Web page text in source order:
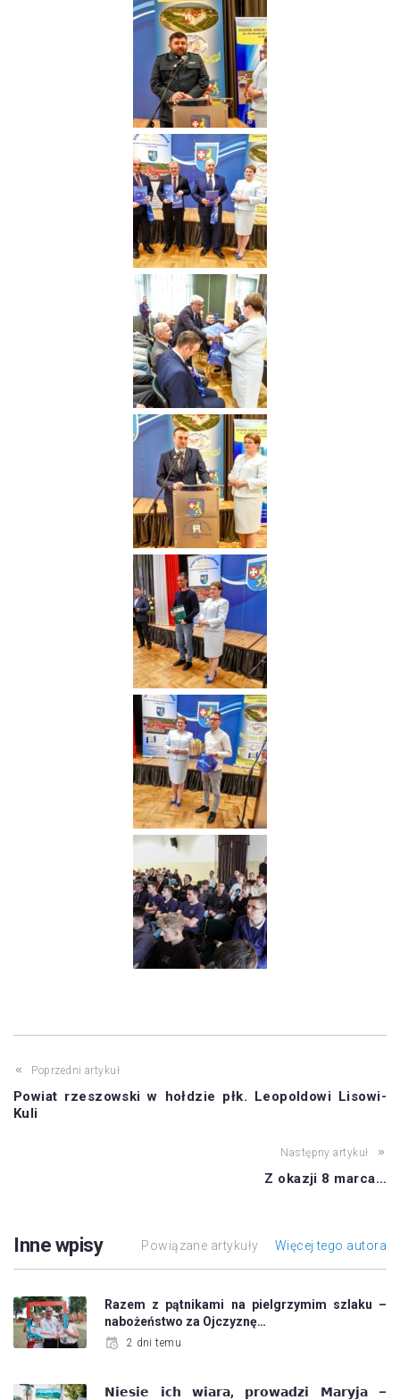
Poprzedni artykuł
Powiat rzeszowski w hołdzie płk. Leopoldowi Lisowi-
Kuli
Następny artykuł
Z okazji 8 marca…
Inne wpisy Powiązane artykuły Więcej tego autora
Razem z pątnikami na pielgrzymim szlaku –
nabożeństwo za Ojczyznę…
2 dni temu
𝗡𝗶𝗲𝘀𝗶𝗲 𝗶𝗰𝗵 𝘄𝗶𝗮𝗿𝗮, 𝗽𝗿𝗼𝘄𝗮𝗱𝘇𝗶 𝗠𝗮𝗿𝘆𝗷𝗮 –